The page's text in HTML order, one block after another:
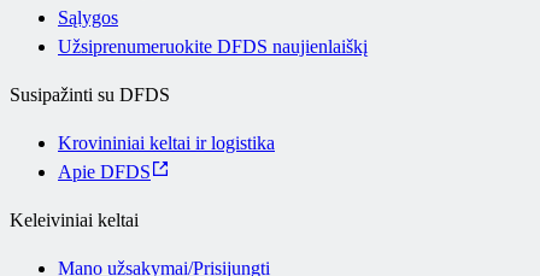
Sąlygos
Užsiprenumeruokite DFDS naujienlaiškį
Susipažinti su DFDS
Krovininiai keltai ir logistika
Apie DFDS
Keleiviniai keltai
Mano užsakymai/Prisijungti